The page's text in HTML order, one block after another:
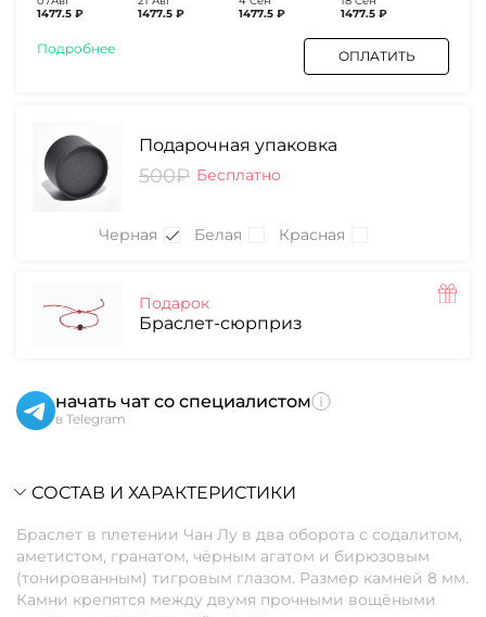
1477.5 ₽
1477.5 ₽
1477.5 ₽
1477.5 ₽
Подробнее ОПЛАТИТЬ
Подарочная упаковка
500₽ Бесплатно
Черная Белая Красная
Подарок
Браслет-сюрприз
начать чат со специалистом
в Telegram
СОСТАВ И ХАРАКТЕРИСТИКИ
Браслет в плетении Чан Лу в два оборота с содалитом,
аметистом, гранатом, чёрным агатом и бирюзовым
(тонированным) тигровым глазом. Размер камней 8 мм.
Камни крепятся между двумя прочными вощёными